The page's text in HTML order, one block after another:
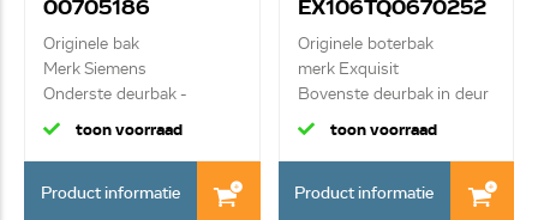
00705186
Originele bak
Merk Siemens
Onderste deurbak -
transparant-
toon voorraad
Product informatie
EX106TQ0670252
Originele boterbak
merk Exquisit
Bovenste deurbak in deur
toon voorraad
Product informatie